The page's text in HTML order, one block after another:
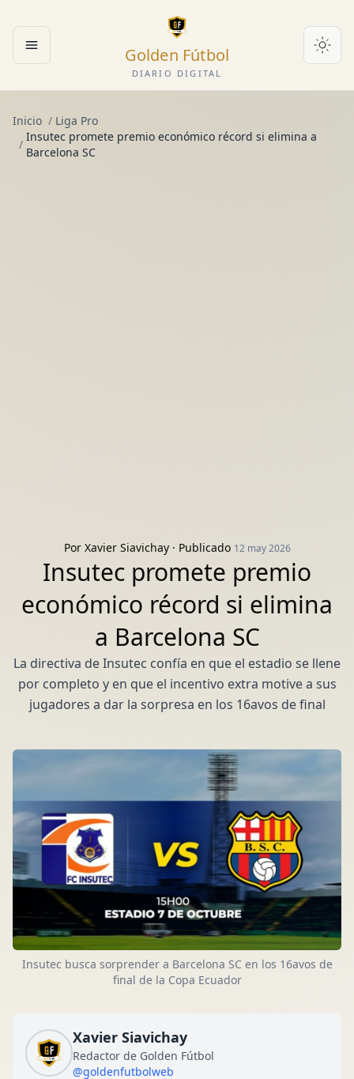
Abrir menú Golden Fútbol
DIARIO DIGITAL
Inicio / Liga Pro
/
Insutec promete premio económico récord si elimina a
Barcelona SC
Por Xavier Siavichay· Publicado 12 may 2026
Insutec promete premio
económico récord si elimina
a Barcelona SC
La directiva de Insutec confía en que el estadio se llene
por completo y en que el incentivo extra motive a sus
jugadores a dar la sorpresa en los 16avos de final
Insutec busca sorprender a Barcelona SC en los 16avos de
final de la Copa Ecuador
Xavier Siavichay
Redactor de Golden Fútbol
@goldenfutbolweb